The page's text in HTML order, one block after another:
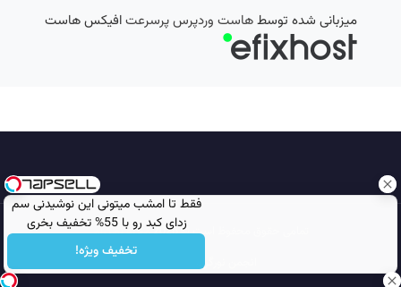
فقط تا امشب میتونی این نوشیدنی سم
زدای کبد رو با 55% تخفیف بخری
تخفیف ویژه!
میزبانی شده توسطهاست وردپرس پرسرعتافیکس هاست
تمامی حقوق محفوظ است © 2026
مجله نورگرام
انجمن نورگرام